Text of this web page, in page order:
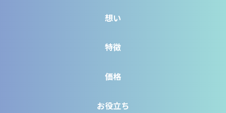
想い
特徴
価格
お役立ち